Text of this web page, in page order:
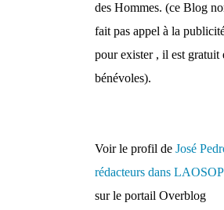
des Hommes. (ce Blog
fait pas appel à la
pour exister , il est gratuit
bénévoles).
Voir le profil de José
rédacteurs dans
sur le portail Overblog